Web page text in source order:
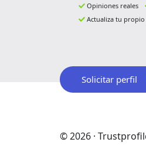
Opiniones reales
Actualiza tu
Solicitar perfil
© 2026 ·